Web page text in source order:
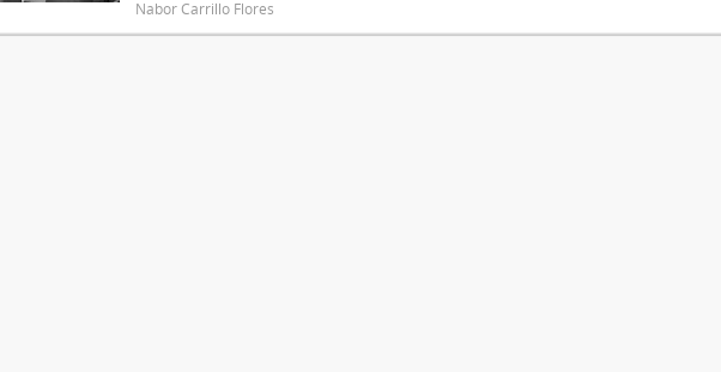
Nabor Carrillo Flores